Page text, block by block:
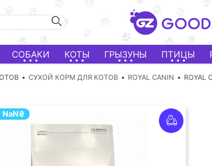
СОБАКИ КОТЫ ГРЫЗУНЫ ПТИЦЫ
СУХОЙ КОРМ ДЛЯ КОТОВ ROYAL CANIN ROYAL
NaN₴